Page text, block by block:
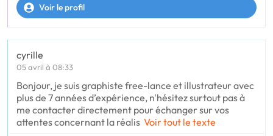
Voir le profil
cyrille
05 avril à 08:33
Bonjour, je suis graphiste free-lance et illustrateur avec
plus de 7 années d’expérience, n'hésitez surtout pas à
me contacter directement pour échanger sur vos
attentes concernant la réalis Voir tout le texte